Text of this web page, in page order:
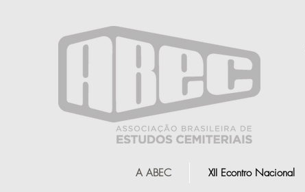
A ABEC XII Econtro Nacional